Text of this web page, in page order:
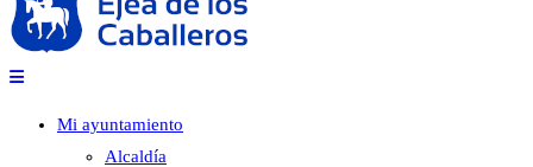
Mi ayuntamiento
Alcaldía